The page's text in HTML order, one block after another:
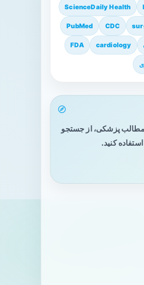
ScienceDaily Health
CDC
PubMed
cardiology
FDA
مطالب پزشکی، از جستجو
کنید.